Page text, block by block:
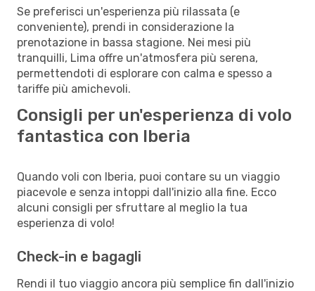
Se preferisci un'esperienza più rilassata (e
conveniente), prendi in considerazione la
prenotazione in bassa stagione. Nei mesi più
tranquilli, Lima offre un'atmosfera più serena,
permettendoti di esplorare con calma e spesso a
tariffe più amichevoli.
Consigli per un'esperienza di volo
fantastica con Iberia
Quando voli con Iberia, puoi contare su un viaggio
piacevole e senza intoppi dall'inizio alla fine. Ecco
alcuni consigli per sfruttare al meglio la tua
esperienza di volo!
Check-in e bagagli
Rendi il tuo viaggio ancora più semplice fin dall'inizio